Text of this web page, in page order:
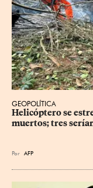
GEOPOLÍTICA
Helicóptero se
muertos; tres
Por AFP